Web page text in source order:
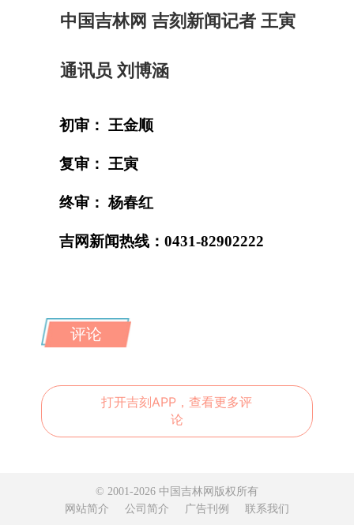
中国吉林网 吉刻新闻记者 王寅
通讯员 刘博涵
初审： 王金顺
复审： 王寅
终审： 杨春红
吉网新闻热线：0431-82902222
评论
打开吉刻APP，查看更多评
论